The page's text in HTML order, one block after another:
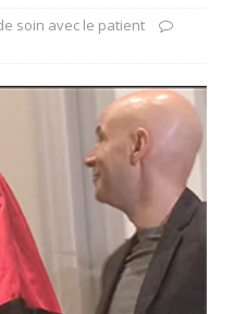
soin avec le patient